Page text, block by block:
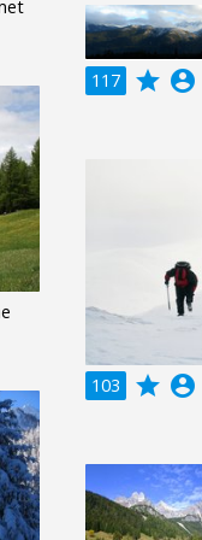
117 grade account_circle
103 grade account_circle